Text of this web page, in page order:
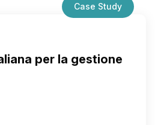
Case Study
per la gestione